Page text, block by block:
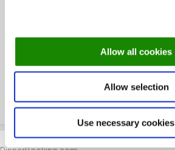
Allow all cookies
Allow selection
Use necessary
Skønne steder med